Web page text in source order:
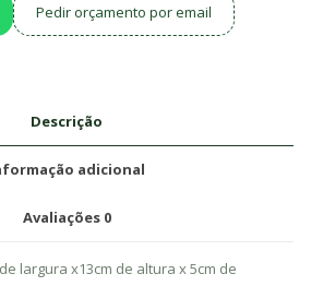
Pedir orçamento por email
Descrição
adicional
Avaliações 0
largura x13cm de altura x 5cm de